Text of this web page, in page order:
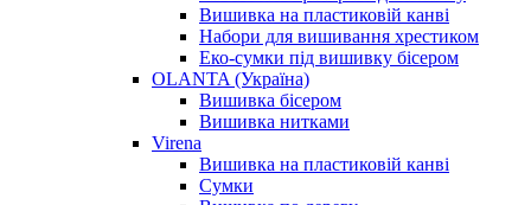
Вишивка на пластиковій канві
Набори для вишивання хрестиком
Еко-сумки під вишивку бісером
OLANTA (Україна)
Вишивка бісером
Вишивка нитками
Virena
Вишивка на пластиковій канві
Сумки